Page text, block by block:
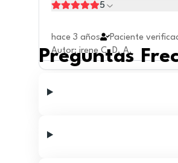
5
hace 3 años
Paciente
Autor:irene C. D. A.
Preguntas